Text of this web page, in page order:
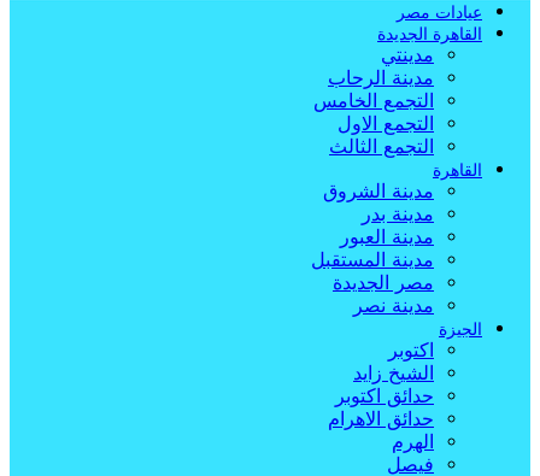
عيادات مصر
القاهرة الجديدة
مدينتي
مدينة الرحاب
التجمع الخامس
التجمع الاول
التجمع الثالث
القاهرة
مدينة الشروق
مدينة بدر
مدينة العبور
مدينة المستقبل
مصر الجديدة
مدينة نصر
الجيزة
اكتوبر
الشيخ زايد
حدائق اكتوبر
حدائق الاهرام
الهرم
فيصل